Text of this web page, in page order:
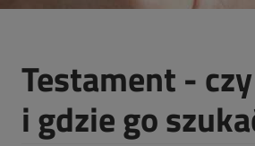
Testament -
i gdzie go